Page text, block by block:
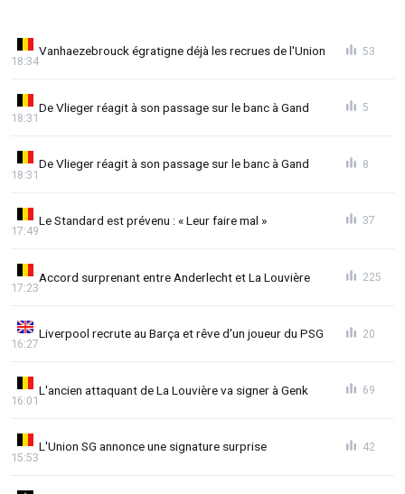
Vanhaezebrouck égratigne déjà les recrues de l'Union
18:34
53
De Vlieger réagit à son passage sur le banc à Gand
18:31
5
De Vlieger réagit à son passage sur le banc à Gand
18:31
8
Le Standard est prévenu : « Leur faire mal »
17:49
37
Accord surprenant entre Anderlecht et La Louvière
17:23
225
Liverpool recrute au Barça et rêve d'un joueur du PSG
16:27
20
L'ancien attaquant de La Louvière va signer à Genk
16:01
69
L'Union SG annonce une signature surprise
15:53
42